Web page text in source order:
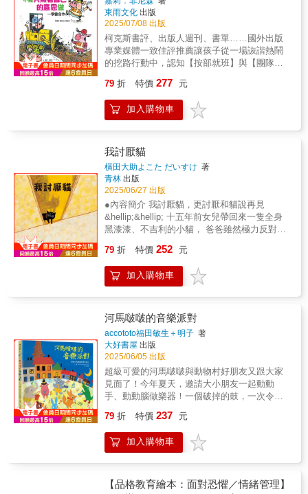
緊密相依的關係。本書以細膩圖像與科普知
識，引領我們走近鯨豚，也走進海洋的呼吸與
脈動。守護海洋，從來不只是制度與行動，更
是一份源自內心的牽掛與責任。唯有從理解出
發，讓感受在心中沉澱，才能將關懷轉化為長
遠而溫柔的力量，陪伴我們一起守護這片蔚藍
與其中的生命。────陸曉筠 海洋委員會海洋
是我生命中最重要的啟蒙。這份不解之緣，來
自多年前日本設計師川久保玲（CDG）那張經
典的 1990 年月曆海報：巨大的大翅鯨尾鰭翻騰
量，曾深深震撼我的靈魂。感動之餘，我也在
本書中看見了同樣的真摯。作者用優美的插畫
與深刻的筆觸，將神祕的鯨豚生態具象化。我
誠摯推薦這本書，相信它能將那股對自然的熱
血傳遞給您，找回我們守護海洋的初心。────
黃仕傑 金鐘外景節目主持人、科普書籍作者
鯨豚的存在，是無止盡的科學探索；鯨豚的存
科學與藝術的《鯨．豚：超圖解海洋巨物的美
麗與神祕》，將原本就非常迷人的鯨豚科普知
識，結合一幅又一幅藝術畫作呈現給世人的美
融合教學與推廣的最佳素材。────劉偉蘋 挺
挺動物應援團創辦人、中華鯨豚協會資深志工
暨常務理事作者簡介：雅曼汀．德若內
（Amandine Delaunay）曾任職於全球性的設
計公司，現為一位自由工作者，從不迴避團隊
合作。 她投入出版的里程碑包含──以黑白兩色
作為靈感來源，為《兩隻貓之間》（Entre
chats，Mango Jeunesse出版社）設計插畫；
以及為 《自然史》（Histoires Naturelles，
寫實圖像。 德洛內同時與多家知名品牌合作，
例如酩悅・軒尼詩－路易・威登集團
（LVMH）、愛德蒙・羅斯柴爾德（Edmond
James de Rothschild）酒莊……是全球首屈一
指致力於專門題材的繪師。其風格在科學細節
挫折感，建立閱讀自信。◎本系列共兩本
是哪些方法，可以避免被小年獸吃掉嗎？
除了趕跑小年獸，還可以怎麼做呢？~◎引導閱
讀引導孩子‧認識農曆春節由來與習俗‧認知人際
關係的重要‧運用同理心關懷身邊的人‧正面思
考，排除負面情緒 一年又一年，我們每一
年都要過年，但大家似乎卻都漸漸遺忘了「一
起過年」的用意？對現代人而言，過年代表的
不做的放空度過長長的假期……隨著時代環境
的變遷，大家或許已經不那麼重視過年的意
義，大人們如此，更遑論孩子了，面對喜慶的
會不到所謂年節氛圍的熱烈與背後用意。
以往師長們在教導所謂「年」的由來時，「年
獸」的形象總是兇惡可怕的，務必離牠遠遠
的，甚至想出許多方法來嚇唬趕跑牠。但有別
於其他書，《小年獸》除了將「年」化身為一
個沒人陪他玩的小怪獸形象，更將「年」的傳
說建立在「孤獨」這個前提上，進而帶領讀者
間點，重新整理自己的人際關係－－運用同理
心去關注身邊的人、聯繫情誼，上門拜訪也
好、打電話傳訊息也好，同時也和過去一年的
潑的方式講述年節傳說、習俗由來，更希望讀
者能透過進行這種種的「年節儀式」，進一步
去思考人與人相處之道，同時擁有新的展望。
故事情節簡單，其中意涵卻頗有深度與哲理，
不只適合帶領孩子閱讀，相信每個人都能從中
獲得啟示。
東雨文化 出版
2025/07/08 出版
柯克斯書評、出版人週刊、書單……國外出版
專業媒體一致佳評推薦讓孩子從一場詼諧熱鬧
的挖路行動中，認知【按部就班】與【團隊策
／團隊策略】「開始挖路了，豬豬們！啟動你
們的機器吧！」挖路豬隊長蘿西和團隊，正在
建造一條新道路。但隊友們總是不按工程計畫
麼辦？◎好評推薦「插圖充滿了歡鬧的修路場
面，與文中許多文句相得益彰。這是一個關於
團隊合作、充滿活力的故事，一定會讓孩子們
開心閱讀並產生共鳴。」 ——書單「對於喜歡
施工或建築愛好的人來說，這本關於透過授權
他人（即使是無意的）來領導的作品，強調了
任何人(或任何豬)都有領導能力。」——《出版
人週刊》「對喜歡各式機械工具機(車)的小讀者
來說，會特別欣賞這個節奏輕快簡單的故事；
成的任務;而不熟悉這些機械工具的小讀者，則
可以藉由故事了解特定機械工具機(車)的功能。
值得稱讚的是，作者和繪者刻畫出了蘿西這個
角色，因為在日常生活中，蘿西這個職務通常
以男性擔任居多。」 —— 《柯克斯書評》「圖
文細緻入微、充滿動感。從構圖上看，這些藝
術元素也與『合作』的主題相得益彰……這本
書也為建築愛好者們提供了豐富的素材，讓他
們能更加認識各式機械工具機(車)。」 ——
《號角
書》
◎引導閱讀 《不能只照著自己的意思做──
學會合作》是一本適合親子共讀，並用來引導
孩子學習「合作觀念」、「做事技巧」的繪
本，透過一群可愛豬豬們的「挖路行動」，讓
群豬豬夥伴，要一起建造一條通往博覽會的新
79 折 特價 277 元
加入購物車
我討厭貓
橫田大助よこた だいすけ 著
青林 出版
2025/06/27 出版
●內容簡介 我討厭貓，更討厭和貓說再見
&hellip;&hellip; 十五年前女兒帶回來一隻全身
黑漆漆、不吉利的小貓， 爸爸雖然極力反對，
鋼鐵爸爸每天說著「我討厭貓」，卻在不知不
覺間和貓咪培養出了深厚的感情。 隱藏在「我
討厭貓」後未表達出的愛，正是對貓貓最深情
白 ★療心系毛孩物語，感受日式內斂之愛 ★符
合生命教育與社會情緒學習(SEL)指標
79 折 特價 252 元
加入購物車
河馬啵啵的音樂派對
accototo福田敏生＋明子 著
大好書屋 出版
2025/06/05 出版
超級可愛的河馬啵啵與動物村好朋友又跟大家
見面了！今年夏天，邀請大小朋友一起動動
手、動動腦做樂器！一個破掉的鼓，一次令人
♪♪♪音樂和月光相伴的夜裡，大伙兒在悠揚的樂
聲中陶醉了～～小鎮上噠噠～咚咚咚～啵囉～
啵囉～響起了美妙音樂♪♪♪各種悅耳的、奇妙
找素材、激盪靈感、發揮想像，在月亮彎彎的
79 折 特價 237 元
加入購物車
【品格教育繪本：面對恐懼／情緒管理】